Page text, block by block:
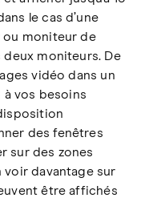
le cas d’une
ou moniteur de
deux moniteurs. De
vidéo dans un
vos besoins
des fenêtres
sur des zones
davantage sur
être affichés